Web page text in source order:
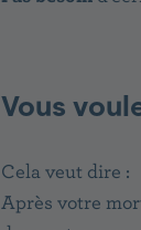
Vous
Cela veut dire :
Après votre